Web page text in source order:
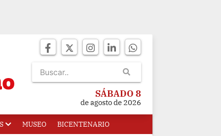
SÁBADO 8
de agosto de 2026
MUSEO BICENTENARIO